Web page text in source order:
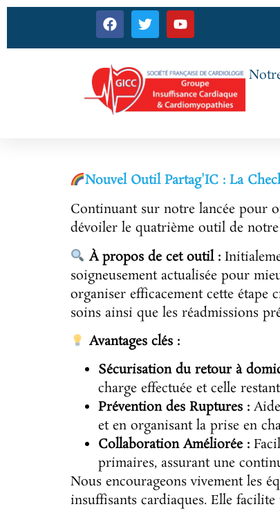
Nouvel Outil Partag'IC : La
Continuant sur notre lancée pour
dévoiler le quatrième outil de
À propos de cet outil :
soigneusement actualisée pour
organiser efficacement cette
soins ainsi que les réadmissions
Avantages clés :
Sécurisation du retour à
charge effectuée et celle
Prévention des Ruptures :
et en organisant la prise en
Collaboration Améliorée :
primaires, assurant une
Nous encourageons vivement les
insuffisants cardiaques. Elle